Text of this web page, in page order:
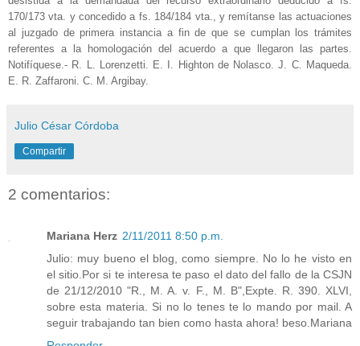
170/173 vta. y concedido a fs. 184/184 vta., y remítanse las actuaciones
al juzgado de primera instancia a fin de que se cumplan los trámites
referentes a la homologación del acuerdo a que llegaron las partes.
Notifíquese.- R. L. Lorenzetti. E. I. Highton de Nolasco. J. C. Maqueda.
E. R. Zaffaroni. C. M. Argibay.
Julio César Córdoba
Compartir
2 comentarios:
Mariana Herz 2/11/2011 8:50 p.m.
Julio: muy bueno el blog, como siempre. No lo he visto en
el sitio.Por si te interesa te paso el dato del fallo de la CSJN
de 21/12/2010 "R., M. A. v. F., M. B",Expte. R. 390. XLVI,
sobre esta materia. Si no lo tenes te lo mando por mail. A
seguir trabajando tan bien como hasta ahora! beso.Mariana